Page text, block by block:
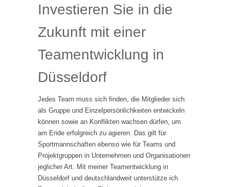
Investieren Sie in die
Zukunft mit einer
Teamentwicklung in
Düsseldorf
Jedes Team muss sich finden, die Mitglieder sich
als Gruppe und Einzelpersönlichkeiten entwickeln
können sowie an Konflikten wachsen dürfen, um
am Ende erfolgreich zu agieren. Das gilt für
Sportmannschaften ebenso wie für Teams und
Projektgruppen in Unternehmen und Organisationen
jeglicher Art. Mit meiner Teamentwicklung in
Düsseldorf und deutschlandweit unterstütze ich